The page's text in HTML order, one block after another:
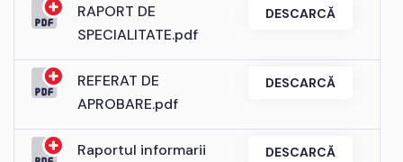
RAPORT DE
SPECIALITATE.pdf
DESCARCĂ
REFERAT DE
APROBARE.pdf
DESCARCĂ
Raportul informarii
DESCARCĂ